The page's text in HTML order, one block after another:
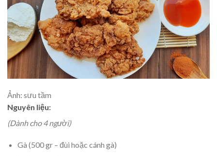
Ảnh: sưu tầm
Nguyên liệu:
(Dành cho 4 người)
Gà (500 gr – đùi hoặc cánh gà)